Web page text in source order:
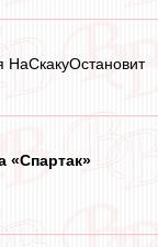
НаСкакуОстановит
«Спартак»